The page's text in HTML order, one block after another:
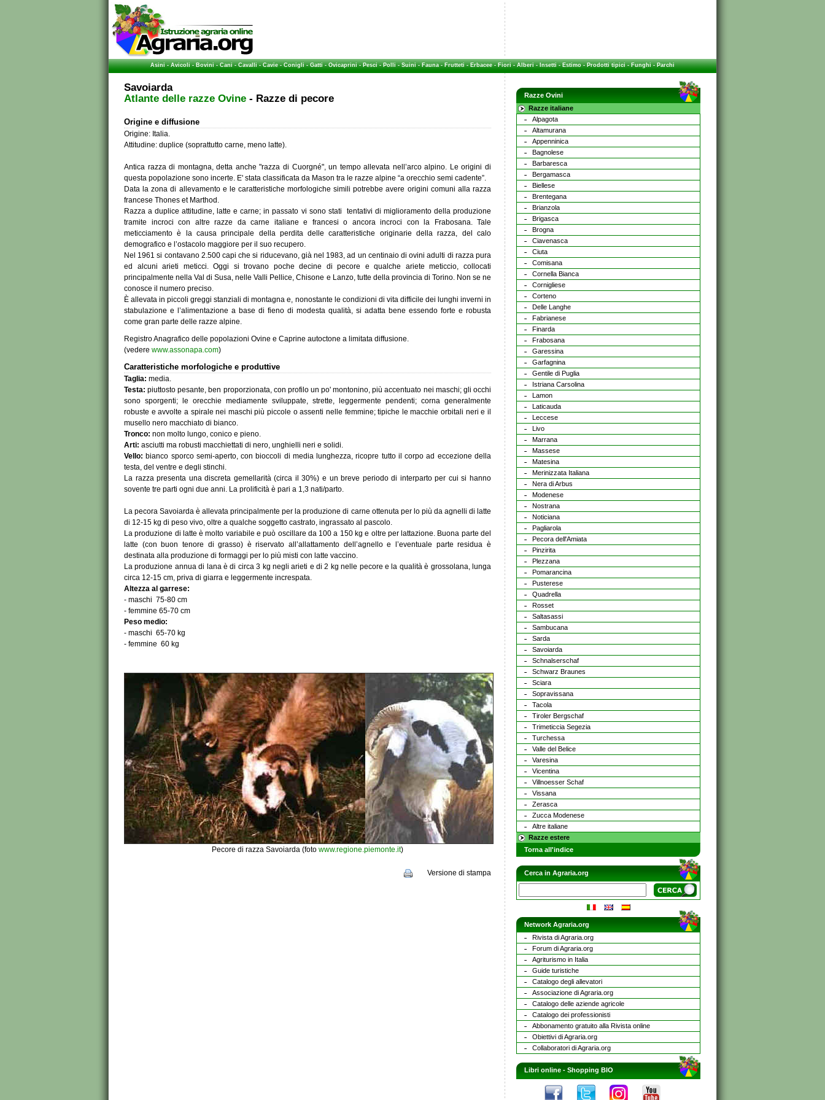
Asini-Avicoli-Bovini-Cani-Cavalli-Cavie-Conigli-Gatti-Ovicaprini-Pesci-Polli-Suini-Fauna-Frutteti-Erbacee-Fiori-Alberi-Insetti-Estimo-Prodotti tipici-Funghi-Parchi
Savoiarda
Atlante delle razze Ovine - Razze di pecore
Origine e diffusione
Origine: Italia.
Attitudine: duplice (soprattutto carne, meno latte).
Antica razza di montagna, detta anche "razza di Cuorgné", un tempo allevata nell’arco alpino. Le origini di
questa popolazione sono incerte. E' stata classificata da Mason tra le razze alpine “a orecchio semi cadente”.
Data la zona di allevamento e le caratteristiche morfologiche simili potrebbe avere origini comuni alla razza
francese Thones et Marthod.
Razza a duplice attitudine, latte e carne; in passato vi sono stati tentativi di miglioramento della produzione
tramite incroci con altre razze da carne italiane e francesi o ancora incroci con la Frabosana. Tale
meticciamento è la causa principale della perdita delle caratteristiche originarie della razza, del calo
demografico e l’ostacolo maggiore per il suo recupero.
Nel 1961 si contavano 2.500 capi che si riducevano, già nel 1983, ad un centinaio di ovini adulti di razza pura
ed alcuni arieti meticci. Oggi si trovano poche decine di pecore e qualche ariete meticcio, collocati
principalmente nella Val di Susa, nelle Valli Pellice, Chisone e Lanzo, tutte della provincia di Torino. Non se ne
conosce il numero preciso.
È allevata in piccoli greggi stanziali di montagna e, nonostante le condizioni di vita difficile dei lunghi inverni in
stabulazione e l’alimentazione a base di fieno di modesta qualità, si adatta bene essendo forte e robusta
come gran parte delle razze alpine.
Registro Anagrafico delle popolazioni Ovine e Caprine autoctone a limitata diffusione.
(vedere www.assonapa.com)
Caratteristiche morfologiche e produttive
Taglia: media.
Testa:piuttosto pesante, ben proporzionata, con profilo un po' montonino, più accentuato nei maschi; gli occhi
sono sporgenti; le orecchie mediamente sviluppate, strette, leggermente pendenti; corna generalmente
robuste e avvolte a spirale nei maschi più piccole o assenti nelle femmine; tipiche le macchie orbitali neri e il
musello nero macchiato di bianco.
Tronco: non molto lungo, conico e pieno.
Arti: asciutti ma robusti macchiettati di nero, unghielli neri e solidi.
Vello: bianco sporco semi-aperto, con bioccoli di media lunghezza, ricopre tutto il corpo ad eccezione della
testa, del ventre e degli stinchi.
La razza presenta una discreta gemellarità (circa il 30%) e un breve periodo di interparto per cui si hanno
sovente tre parti ogni due anni. La prolificità è pari a 1,3 nati/parto.
La pecora Savoiarda è allevata principalmente per la produzione di carne ottenuta per lo più da agnelli di latte
di 12-15 kg di peso vivo, oltre a qualche soggetto castrato, ingrassato al pascolo.
La produzione di latte è molto variabile e può oscillare da 100 a 150 kg e oltre per lattazione. Buona parte del
latte (con buon tenore di grasso) è riservato all’allattamento dell’agnello e l’eventuale parte residua è
destinata alla produzione di formaggi per lo più misti con latte vaccino.
La produzione annua di lana è di circa 3 kg negli arieti e di 2 kg nelle pecore e la qualità è grossolana, lunga
circa 12-15 cm, priva di giarra e leggermente increspata.
Altezza al garrese:
- maschi 75-80 cm
- femmine 65-70 cm
Peso medio:
- maschi 65-70 kg
- femmine 60 kg
Pecore di razza Savoiarda (foto www.regione.piemonte.it)
Versione di stampa
Razze Ovini
Razze italiane
Alpagota
Altamurana
Appenninica
Bagnolese
Barbaresca
Bergamasca
Biellese
Brentegana
Brianzola
Brigasca
Brogna
Ciavenasca
Ciuta
Comisana
Cornella Bianca
Cornigliese
Corteno
Delle Langhe
Fabrianese
Finarda
Frabosana
Garessina
Garfagnina
Gentile di Puglia
Istriana Carsolina
Lamon
Laticauda
Leccese
Livo
Marrana
Massese
Matesina
Merinizzata Italiana
Nera di Arbus
Modenese
Nostrana
Noticiana
Pagliarola
Pecora dell'Amiata
Pinzirita
Plezzana
Pomarancina
Pusterese
Quadrella
Rosset
Saltasassi
Sambucana
Sarda
Savoiarda
Schnalserschaf
Schwarz Braunes
Sciara
Sopravissana
Tacola
Tiroler Bergschaf
Trimeticcia Segezia
Turchessa
Valle del Belice
Varesina
Vicentina
Villnoesser Schaf
Vissana
Zerasca
Zucca Modenese
Altre italiane
Razze estere
Torna all'indice
Cerca in Agraria.org
Network Agraria.org
Rivista di Agraria.org
Forum di Agraria.org
Agriturismo in Italia
Guide turistiche
Catalogo degli allevatori
Associazione di Agraria.org
Catalogo delle aziende agricole
Catalogo dei professionisti
Abbonamento gratuito alla Rivista online
Obiettivi di Agraria.org
Collaboratori di Agraria.org
Libri online - Shopping BIO